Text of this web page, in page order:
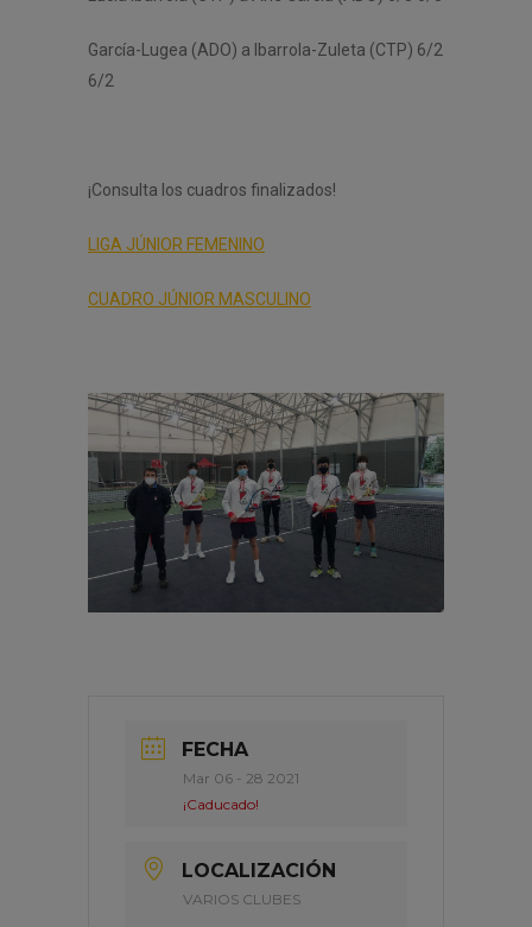
García-Lugea (ADO) a Ibarrola-Zuleta (CTP) 6/2
6/2
¡Consulta los cuadros finalizados!
LIGA JÚNIOR FEMENINO
CUADRO JÚNIOR MASCULINO
FECHA
Mar 06 - 28 2021
¡Caducado!
LOCALIZACIÓN
VARIOS CLUBES